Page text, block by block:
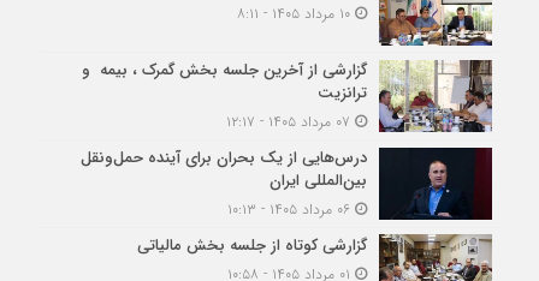
۱۰ مرداد ۱۴۰۵ - ۸:۱۱
گزارشی از آخرین جلسه بخش گمرک ، بیمه و
ترانزیت
درس‌هایی از یک بحران برای آینده حمل‌ونقل
بین‌المللی ایران
گزارشی کوتاه از جلسه بخش مالیاتی